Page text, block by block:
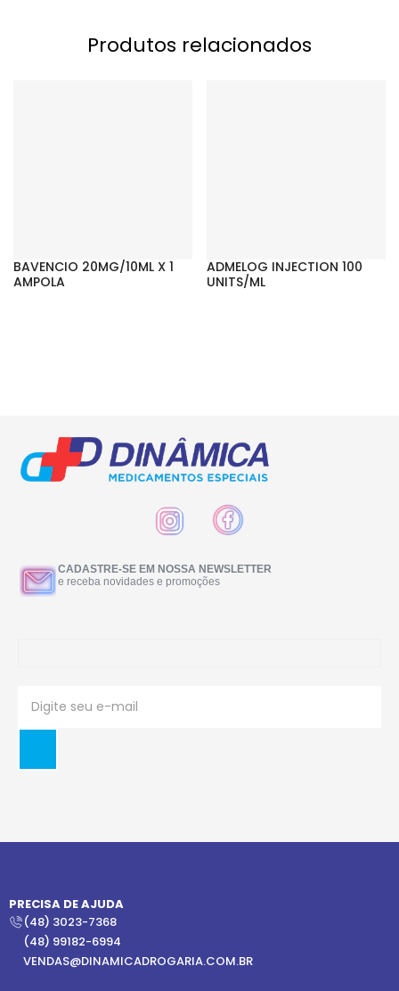
Produtos relacionados
BAVENCIO 20MG/10ML X 1
AMPOLA
ADMELOG INJECTION 100
UNITS/ML
CADASTRE-SE EM NOSSA NEWSLETTER
e receba novidades e promoções
PRECISA DE AJUDA
(48) 3023-7368
(48) 99182-6994
VENDAS@DINAMICADROGARIA.COM.BR